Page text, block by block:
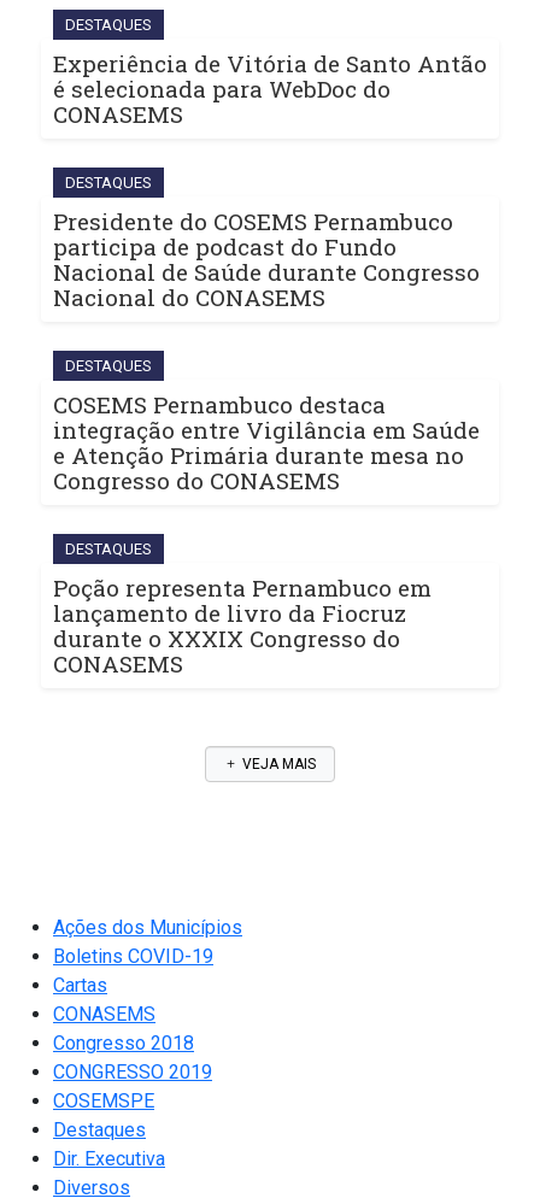
DESTAQUES
Experiência de Vitória de Santo Antão
é selecionada para WebDoc do
CONASEMS
DESTAQUES
Presidente do COSEMS Pernambuco
participa de podcast do Fundo
Nacional de Saúde durante Congresso
Nacional do CONASEMS
DESTAQUES
COSEMS Pernambuco destaca
integração entre Vigilância em Saúde
e Atenção Primária durante mesa no
Congresso do CONASEMS
DESTAQUES
Poção representa Pernambuco em
lançamento de livro da Fiocruz
durante o XXXIX Congresso do
CONASEMS
VEJA MAIS
Ações dos Municípios
Boletins COVID-19
Cartas
CONASEMS
Congresso 2018
CONGRESSO 2019
COSEMSPE
Destaques
Dir. Executiva
Diversos